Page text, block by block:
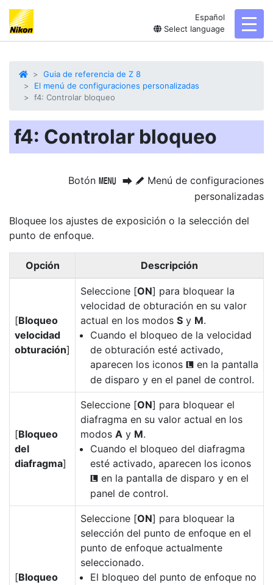
Español
Select language
Guia de referencia de Z 8
El menú de configuraciones personalizadas
f4: Controlar bloqueo
f4: Controlar bloqueo
Botón G U A Menú de configuraciones
personalizadas
Bloquee los ajustes de exposición o la selección del
punto de enfoque.
Opción Descripción
[Bloqueo
velocidad
obturación]
Seleccione [ON] para bloquear la
velocidad de obturación en su valor
actual en los modos S y M.
Cuando el bloqueo de la velocidad
de obturación esté activado,
aparecen los iconos O en la pantalla
de disparo y en el panel de control.
[Bloqueo
del
diafragma]
Seleccione [ON] para bloquear el
diafragma en su valor actual en los
modos A y M.
Cuando el bloqueo del diafragma
esté activado, aparecen los iconos
O en la pantalla de disparo y en el
panel de control.
[Bloqueo
Seleccione [ON] para bloquear la
selección del punto de enfoque en el
punto de enfoque actualmente
seleccionado.
El bloqueo del punto de enfoque no